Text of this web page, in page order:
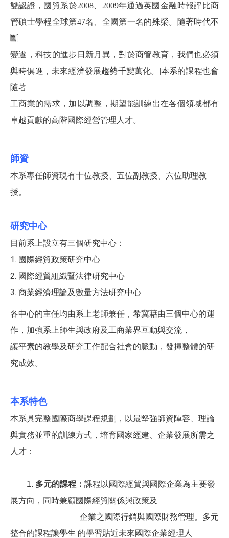
雙認證，國貿系於2008、2009年通過英國金融時報評比商
管碩士學程全球第47名、全國第一名的殊榮。隨著時代不
斷
變遷，科技的進步日新月異，對於商管教育，我們也必須
與時俱進，未來經濟發展趨勢千變萬化。|本系的課程也會
隨著
工商業的需求，加以調整，期望能訓練出在各個領域都有
卓越貢獻的高階國際經營管理人才。
師資
本系專任師資現有十位教授、五位副教授、六位助理教
授。
研究中心
目前系上設立有三個研究中心：
1. 國際經貿政策研究中心
2. 國際經貿組織暨法律研究中心
3. 商業經濟理論及數量方法研究中心
各中心的主任均由系上老師兼任，希冀藉由三個中心的運
作，加強系上師生與政府及工商業界互動與交流，
讓平素的教學及研究工作配合社會的脈動，發揮整體的研
究成效。
本系特色
本系具完整國際商學課程規劃，以最堅強師資陣容、理論
與實務並重的訓練方式，培育國家經建、企業發展所需之
人才：
1. 多元的課程： 課程以國際經貿與國際企業為主要發
展方向，同時兼顧國際經貿關係與政策及
企業之國際行銷與國際財務管理。 多元
整合的課程讓學生 的學習貼近未來國際企業經理人